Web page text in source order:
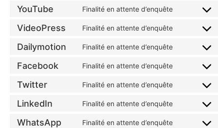
YouTube Finalité en attente d’enquête
VideoPress Finalité en attente d’enquête
Dailymotion Finalité en attente d’enquête
Facebook Finalité en attente d’enquête
Twitter Finalité en attente d’enquête
LinkedIn Finalité en attente d’enquête
WhatsApp Finalité en attente d’enquête